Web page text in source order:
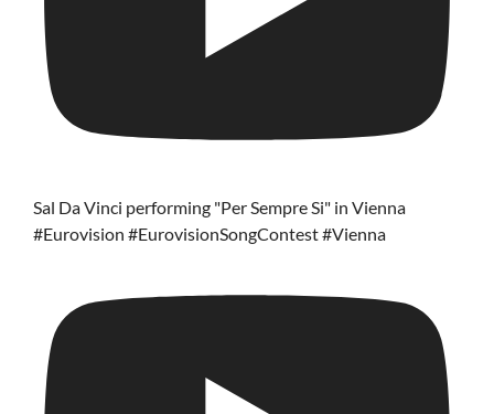
Sal Da Vinci performing "Per Sempre Si" in Vienna
#Eurovision #EurovisionSongContest #Vienna